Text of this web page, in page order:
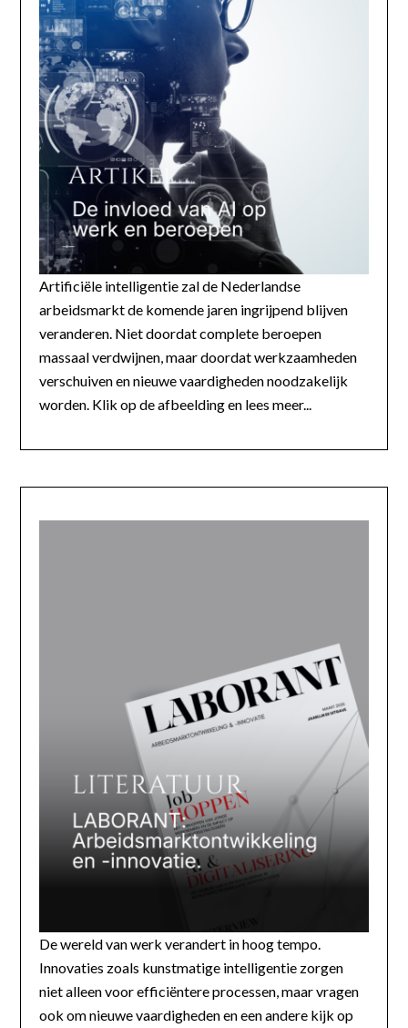
Artificiële intelligentie zal de Nederlandse
arbeidsmarkt de komende jaren ingrijpend blijven
veranderen. Niet doordat complete beroepen
massaal verdwijnen, maar doordat werkzaamheden
verschuiven en nieuwe vaardigheden noodzakelijk
worden. Klik op de afbeelding en lees meer...
De wereld van werk verandert in hoog tempo.
Innovaties zoals kunstmatige intelligentie zorgen
niet alleen voor efficiëntere processen, maar vragen
ook om nieuwe vaardigheden en een andere kijk op